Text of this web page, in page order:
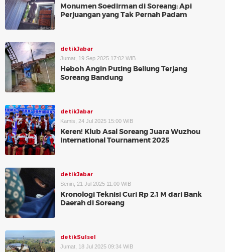
Monumen Soedirman di Soreang: Api
Perjuangan yang Tak Pernah Padam
detikJabar
Jumat, 19 Sep 2025 17:02 WIB
Heboh Angin Puting Beliung Terjang
Soreang Bandung
detikJabar
Kamis, 24 Jul 2025 15:00 WIB
Keren! Klub Asal Soreang Juara Wuzhou
International Tournament 2025
detikJabar
Senin, 21 Jul 2025 11:00 WIB
Kronologi Teknisi Curi Rp 2,1 M dari Bank
Daerah di Soreang
detikSulsel
Jumat, 18 Jul 2025 09:34 WIB